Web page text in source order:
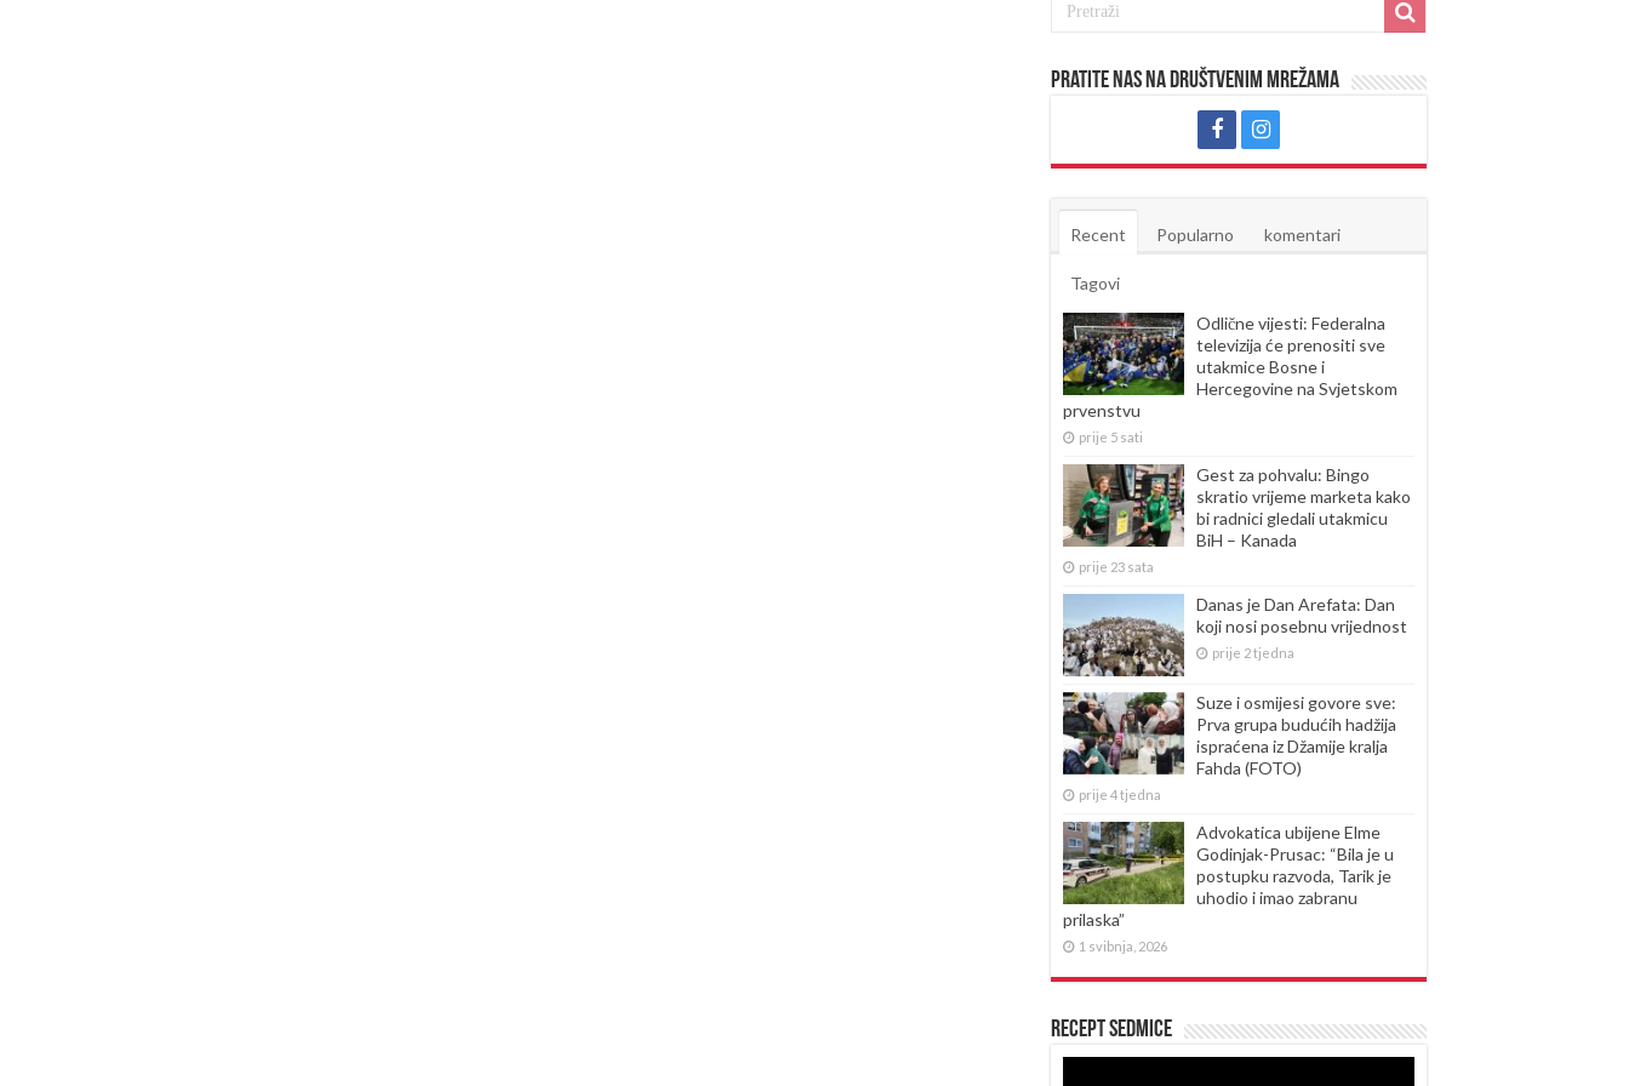
Pratite nas na društvenim mrežama
Recent Popularno komentari
Tagovi
Odlične vijesti: Federalna
televizija će prenositi sve
utakmice Bosne i
Hercegovine na Svjetskom
prvenstvu
prije 5 sati
Gest za pohvalu: Bingo
skratio vrijeme marketa kako
bi radnici gledali utakmicu
BiH – Kanada
prije 23 sata
Danas je Dan Arefata: Dan
koji nosi posebnu vrijednost
prije 2 tjedna
Suze i osmijesi govore sve:
Prva grupa budućih hadžija
ispraćena iz Džamije kralja
Fahda (FOTO)
prije 4 tjedna
Advokatica ubijene Elme
Godinjak-Prusac: “Bila je u
postupku razvoda, Tarik je
uhodio i imao zabranu
prilaska”
1 svibnja, 2026
Recept sedmice